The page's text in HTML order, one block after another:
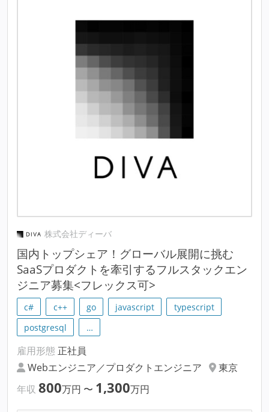
株式会社ディーバ
国内トップシェア！グローバル展開に挑む
SaaSプロダクトを牽引するフルスタックエン
ジニア募集<フレックス可>
c# c++ go javascript
typescript
postgresql
…
雇用形態 正社員
Webエンジニア／プロダクトエンジニア
東京
年収 800万円 〜 1,300万円